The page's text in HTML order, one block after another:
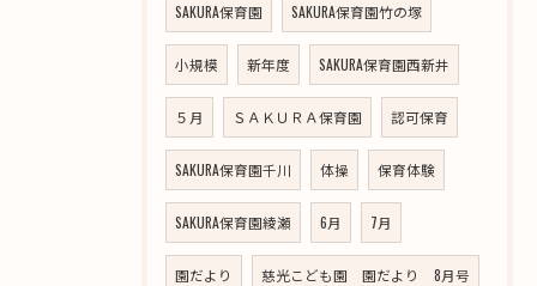
SAKURA保育園 SAKURA保育園竹の塚
小規模 新年度 SAKURA保育園西新井
５月 ＳＡＫＵＲＡ保育園 認可保育
SAKURA保育園千川 体操 保育体験
SAKURA保育園綾瀬 6月 7月
園だより 慈光こども園 園だより 8月号